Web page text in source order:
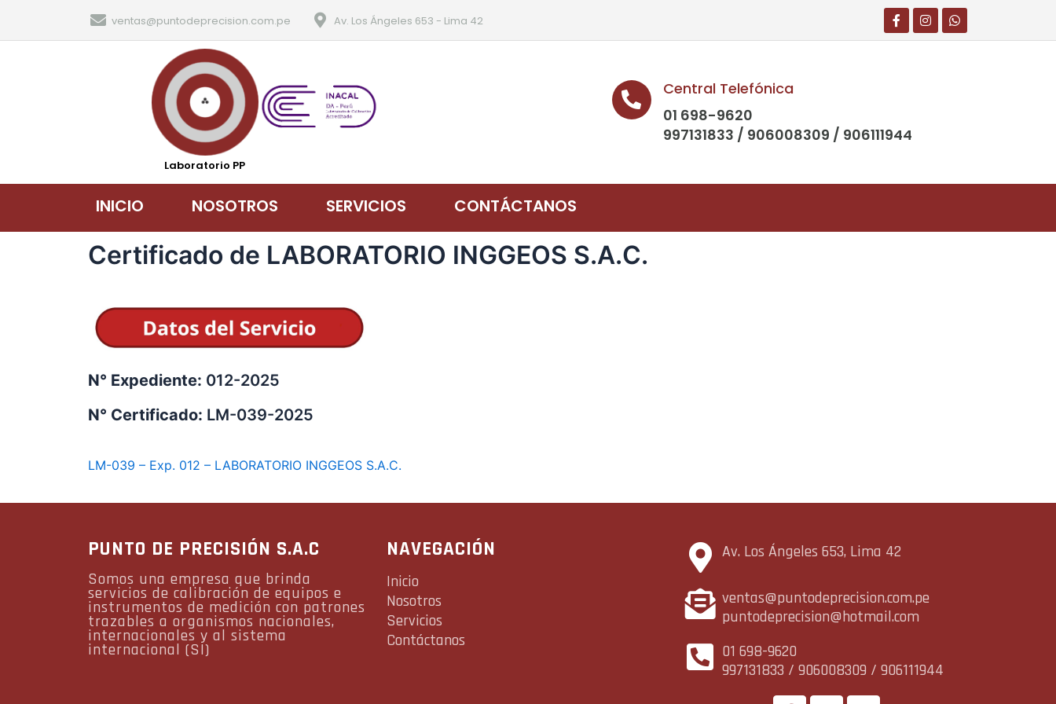
ventas@puntodeprecision.com.pe Av. Los Ángeles 653 - Lima 42
Laboratorio PP
Central Telefónica
01 698-9620
997131833 / 906008309 / 906111944
INICIO NOSOTROS SERVICIOS CONTÁCTANOS
Certificado de LABORATORIO INGGEOS S.A.C.
N° Expediente: 012-2025
N° Certificado: LM-039-2025
LM-039 – Exp. 012 – LABORATORIO INGGEOS S.A.C.
PUNTO DE PRECISIÓN S.A.C
Somos una empresa que brinda
servicios de calibración de equipos e
instrumentos de medición con patrones
trazables a organismos nacionales,
internacionales y al sistema
internacional (SI)
NAVEGACIÓN
Inicio
Nosotros
Servicios
Contáctanos
Av. Los Ángeles 653, Lima 42
ventas@puntodeprecision.com.pe
puntodeprecision@hotmail.com
01 698-9620
997131833 / 906008309 / 906111944